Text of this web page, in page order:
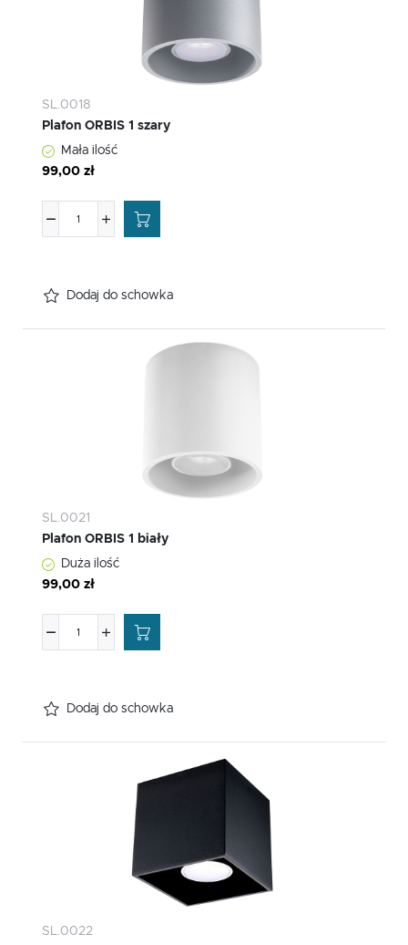
SL.0018
Plafon ORBIS 1 szary
Mała ilość
99,00 zł
Dodaj do schowka
SL.0021
Plafon ORBIS 1 biały
Duża ilość
99,00 zł
Dodaj do schowka
SL.0022